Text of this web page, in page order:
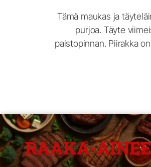
Tämä maukas ja
purjoa. Täyte
paistopinnan. Piirakka
RAAKA-